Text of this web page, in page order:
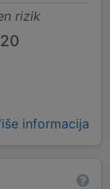
rizik
informacija